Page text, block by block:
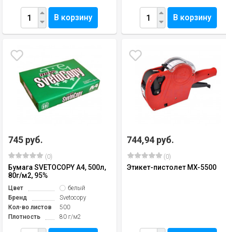
В корзину В корзину
745 руб.
(0)
Бумага SVETOCOPY А4, 500л,
80г/м2, 95%
Цвет
белый
Бренд
Svetocopy
Кол-во листов
500
Плотность
80 г/м2
744,94 руб.
(0)
Этикет-пистолет MX-5500